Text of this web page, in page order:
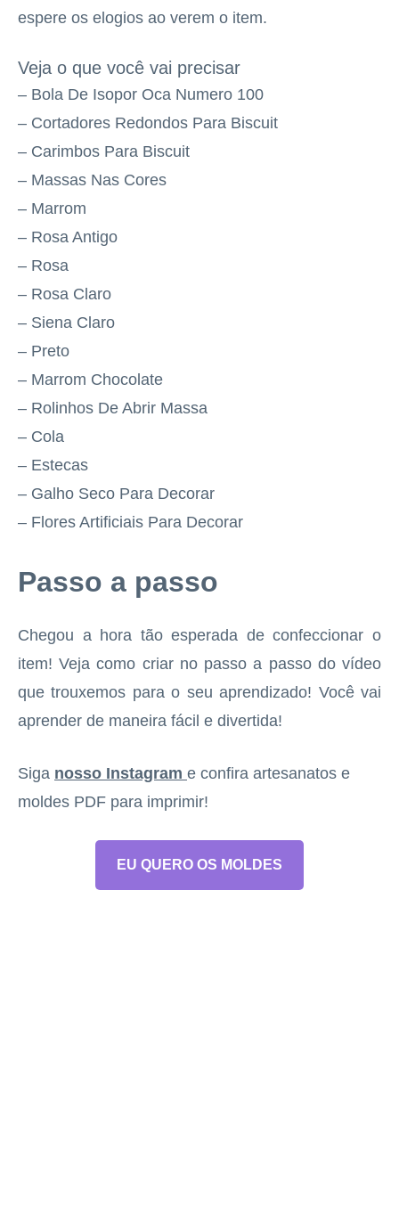
espere os elogios ao verem o item.
Veja o que você vai precisar
– Bola De Isopor Oca Numero 100
– Cortadores Redondos Para Biscuit
– Carimbos Para Biscuit
– Massas Nas Cores
– Marrom
– Rosa Antigo
– Rosa
– Rosa Claro
– Siena Claro
– Preto
– Marrom Chocolate
– Rolinhos De Abrir Massa
– Cola
– Estecas
– Galho Seco Para Decorar
– Flores Artificiais Para Decorar
Passo a passo
Chegou a hora tão esperada de confeccionar o
item! Veja como criar no passo a passo do vídeo
que trouxemos para o seu aprendizado! Você vai
aprender de maneira fácil e divertida!
Siga nosso Instagram e confira artesanatos e
moldes PDF para imprimir!
EU QUERO OS MOLDES